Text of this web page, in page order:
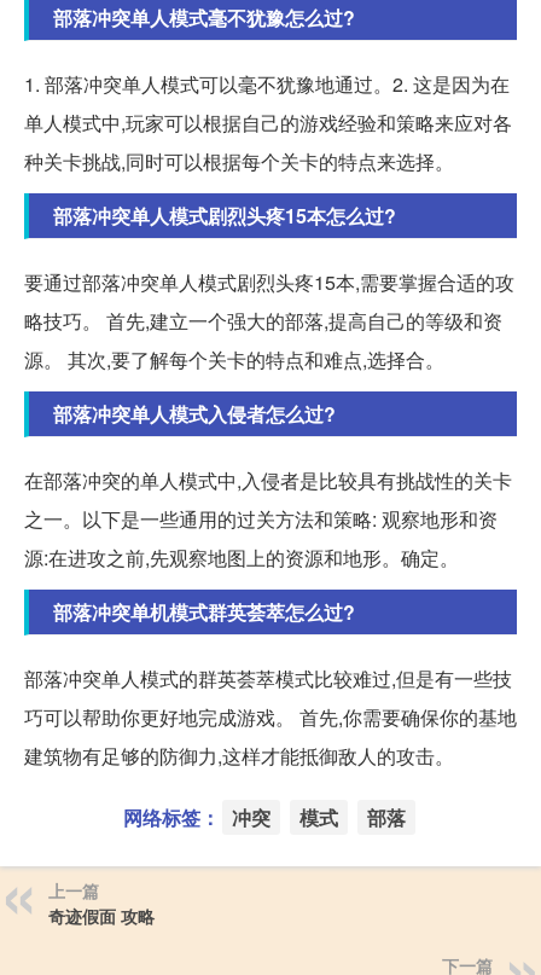
部落冲突单人模式毫不犹豫怎么过?
1. 部落冲突单人模式可以毫不犹豫地通过。2. 这是因为在
单人模式中,玩家可以根据自己的游戏经验和策略来应对各
种关卡挑战,同时可以根据每个关卡的特点来选择。
部落冲突单人模式剧烈头疼15本怎么过?
要通过部落冲突单人模式剧烈头疼15本,需要掌握合适的攻
略技巧。 首先,建立一个强大的部落,提高自己的等级和资
源。 其次,要了解每个关卡的特点和难点,选择合。
部落冲突单人模式入侵者怎么过?
在部落冲突的单人模式中,入侵者是比较具有挑战性的关卡
之一。以下是一些通用的过关方法和策略: 观察地形和资
源:在进攻之前,先观察地图上的资源和地形。确定。
部落冲突单机模式群英荟萃怎么过?
部落冲突单人模式的群英荟萃模式比较难过,但是有一些技
巧可以帮助你更好地完成游戏。 首先,你需要确保你的基地
建筑物有足够的防御力,这样才能抵御敌人的攻击。
网络标签： 冲突 模式 部落
上一篇
奇迹假面 攻略
下一篇